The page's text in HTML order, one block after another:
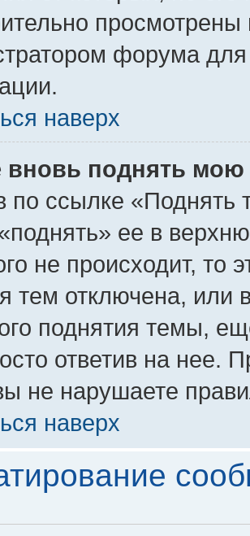
форума
наверх
вновь поднять мою
по ссылке «Поднять
ее в
не происходит, то
тем отключена, или
поднятия темы,
ответив на нее.
не нарушаете
наверх